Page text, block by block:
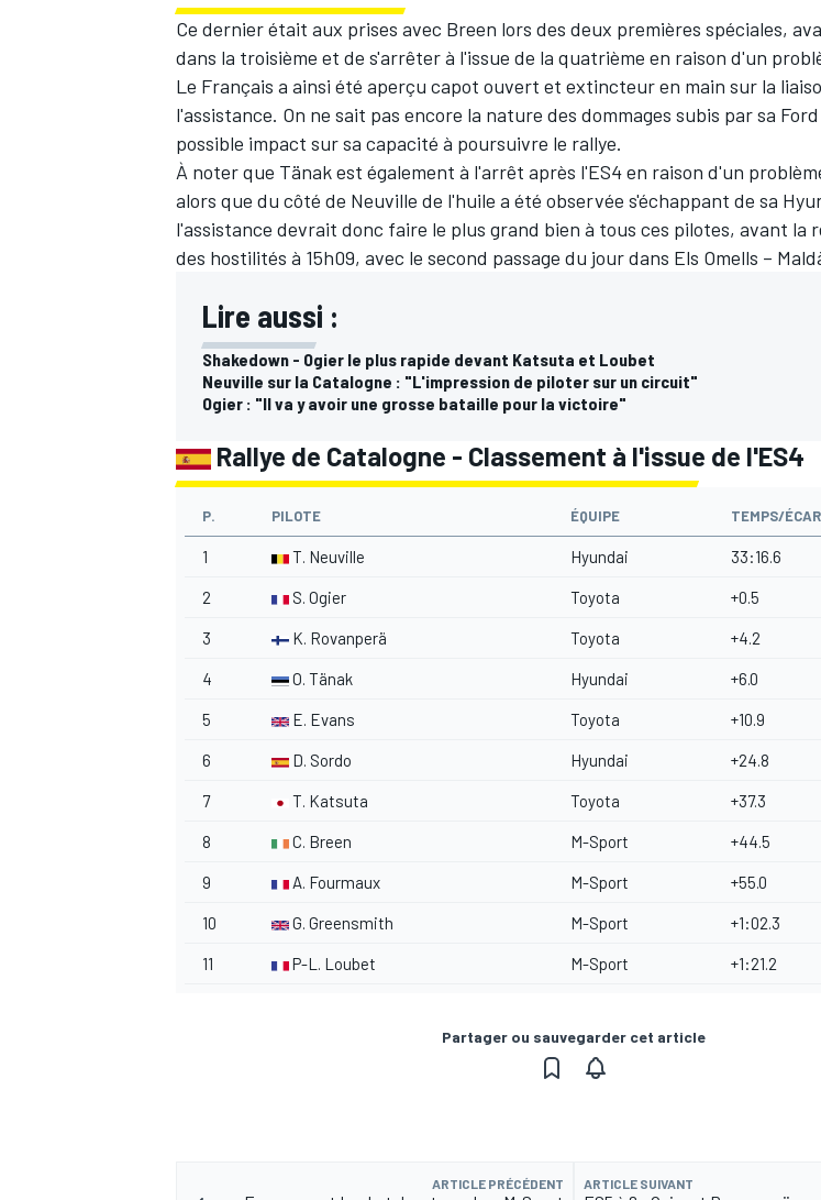
Ce dernier était aux prises avec Breen lors des deux premières spéciales,
dans la troisième et de s'arrêter à l'issue de la quatrième en raison d'un
Le Français a ainsi été aperçu capot ouvert et extincteur en main sur la
l'assistance. On ne sait pas encore la nature des dommages subis par sa
possible impact sur sa capacité à poursuivre le rallye.
À noter que Tänak est également à l'arrêt après l'ES4 en raison d'un
alors que du côté de Neuville de l'huile a été observée s'échappant de sa
l'assistance devrait donc faire le plus grand bien à tous ces pilotes, avant la
des hostilités à 15h09, avec le second passage du jour dans Els Omells –
Lire aussi :
Shakedown - Ogier le plus rapide devant Katsuta et Loubet
Neuville sur la Catalogne : "L'impression de piloter sur un circuit"
Ogier : "Il va y avoir une grosse bataille pour la victoire"
Rallye de Catalogne - Classement à l'issue de l'ES4
P. PILOTE ÉQUIPE TEMPS/
1 T. Neuville Hyundai 33:16.6
2 S. Ogier Toyota +0.5
3 K. Rovanperä Toyota +4.2
4 O. Tänak Hyundai +6.0
5 E. Evans Toyota +10.9
6 D. Sordo Hyundai +24.8
7 T. Katsuta Toyota +37.3
8 C. Breen M-Sport +44.5
9 A. Fourmaux M-Sport +55.0
10 G. Greensmith M-Sport +1:02.3
11 P-L. Loubet M-Sport +1:21.2
Partager ou sauvegarder cet article
ARTICLE PRÉCÉDENT ARTICLE SUIVANT